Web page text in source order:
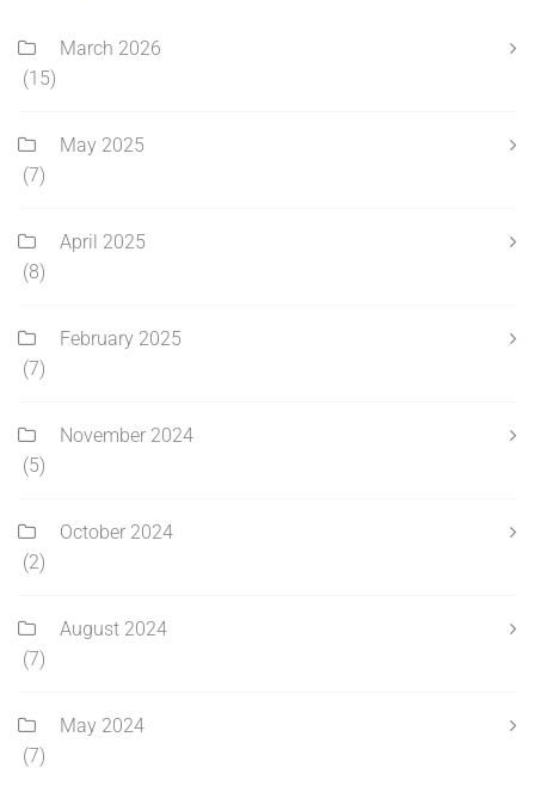
March 2026
(15)
May 2025
(7)
April 2025
(8)
February 2025
(7)
November 2024
(5)
October 2024
(2)
August 2024
(7)
May 2024
(7)